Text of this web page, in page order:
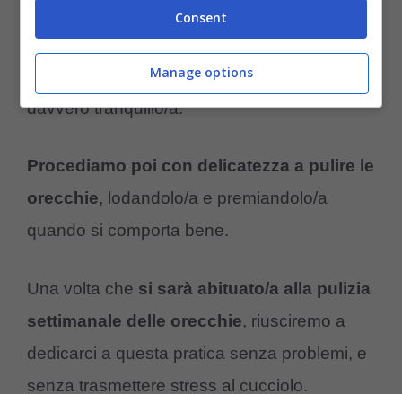
Quando vediamo che si è calmato/a,
possiamo dare al cucciolo uno snack o
un premio in cibo, ma solo quando è
davvero tranquillo/a.
Procediamo poi con delicatezza a pulire le
orecchie, lodandolo/a e premiandolo/a
quando si comporta bene.
Una volta che si sarà abituato/a alla pulizia
settimanale delle orecchie, riusciremo a
dedicarci a questa pratica senza problemi, e
senza trasmettere stress al cucciolo.
Consent
Manage options